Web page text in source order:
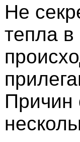
Не
тепла в
Причин